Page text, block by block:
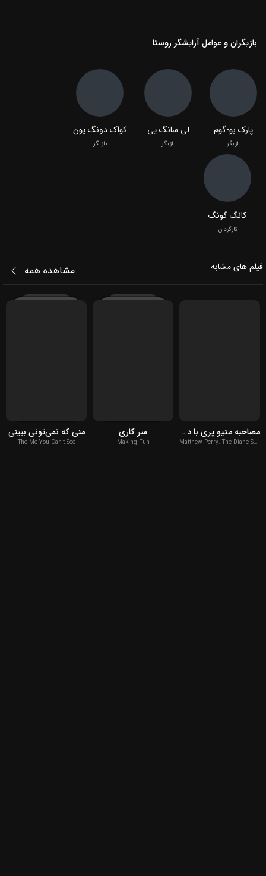
بازیگران و عوامل آرایشگر روستا
پارک بو-گوم
بازیگر
لی سانگ یی
بازیگر
کواک دونگ یون
بازیگر
کانگ گونگ
کارگردان
فیلم‌ های مشابه مشاهده همه
مصاحبه متیو پری با دایان سایر
Matthew Perry: The Diane Sawyer Interview
سر کاری
Making Fun
منی که نمی‌تونی ببینی
The Me You Can't See